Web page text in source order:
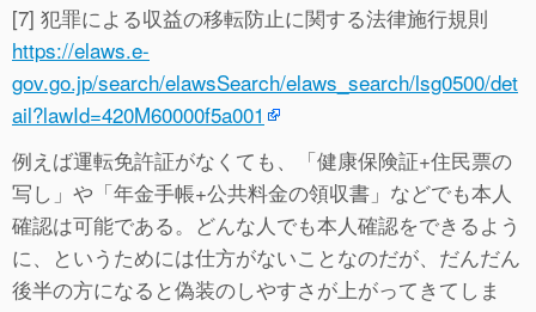
[7] 犯罪による収益の移転防止に関する法律施行規則
https://elaws.e-
gov.go.jp/search/elawsSearch/elaws_search/lsg0500/det
ail?lawId=420M60000f5a001
例えば運転免許証がなくても、「健康保険証+住民票の
写し」や「年金手帳+公共料金の領収書」などでも本人
確認は可能である。どんな人でも本人確認をできるよう
に、というためには仕方がないことなのだが、だんだん
後半の方になると偽装のしやすさが上がってきてしま